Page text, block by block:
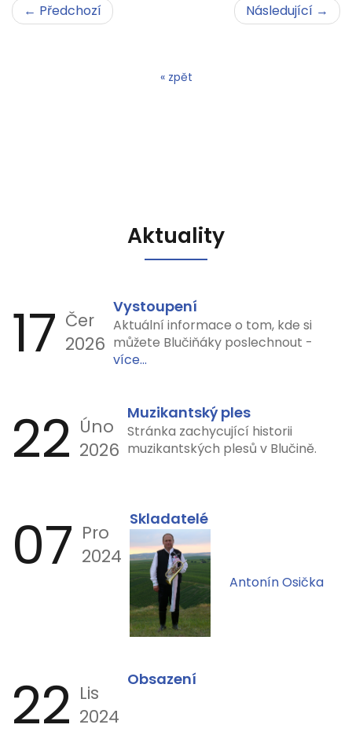
← Předchozí Následující →
« zpět
Aktuality
17 Čer
2026
Vystoupení
Aktuální informace o tom, kde si
můžete Blučiňáky poslechnout -
více...
22 Úno
2026
Muzikantský ples
Stránka zachycující historii
muzikantských plesů v Blučině.
07 Pro
2024
Skladatelé
Antonín Osička
22 Lis
2024
Obsazení